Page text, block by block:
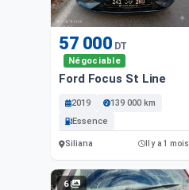
57 000 DT
Négociable
Ford Focus St Line
2019
139 000 km
Essence
Siliana Il y a 1 mois
6